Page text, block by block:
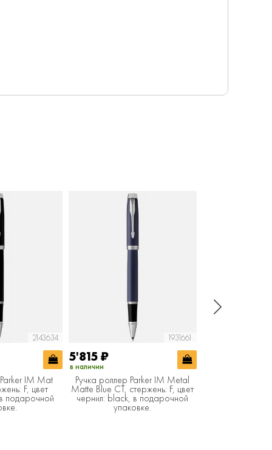
2143634
IM Mat
F, цвет
подарочной
1931661
5'815₽
в наличии
Ручка роллер Parker IM Metal
Matte Blue CT, стержень: F, цвет
чернил: black, в подарочной
упаковке.